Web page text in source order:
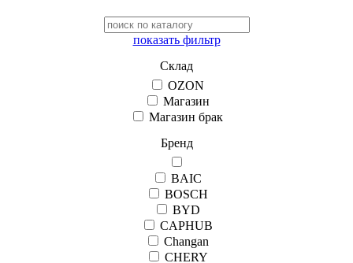
показать фильтр
Склад
OZON
Магазин
Магазин брак
Бренд
BAIC
BOSCH
BYD
CAPHUB
Changan
CHERY